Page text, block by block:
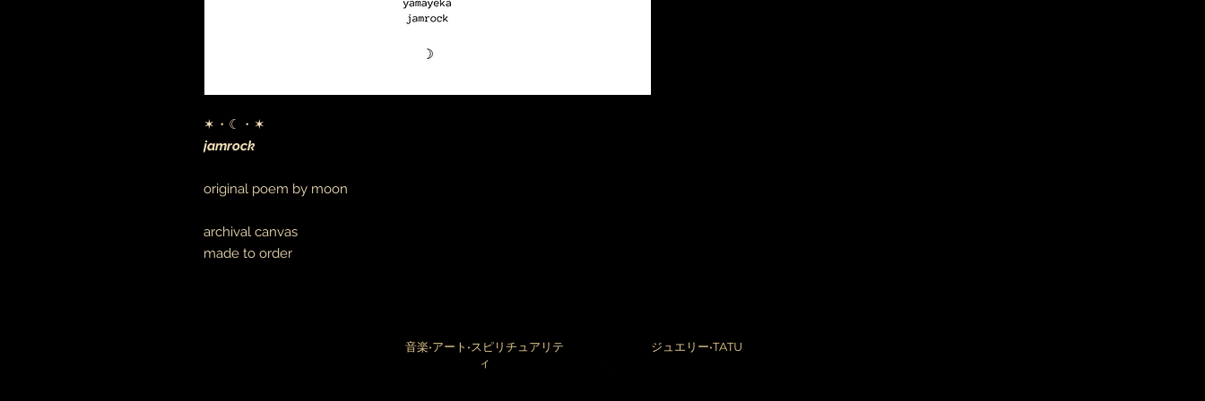
✶・☾・✶
jamrock
original poem by moon
archival canvas
made to order
音楽•アート•スピリチュアリテ
ィ
ジュエリー•TATU